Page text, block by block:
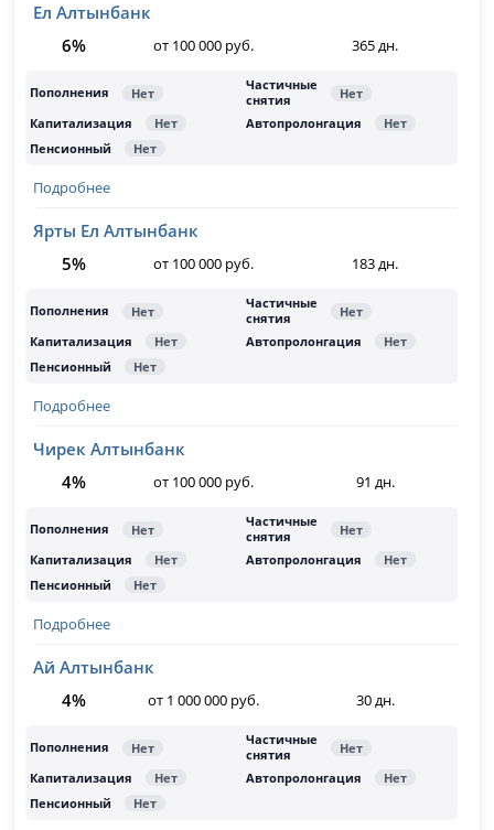
Ел Алтынбанк
6%
от 100 000 руб. 365 дн.
Подробнее
Ярты Ел Алтынбанк
5%
от 100 000 руб. 183 дн.
Подробнее
Чирек Алтынбанк
4%
от 100 000 руб. 91 дн.
Подробнее
Ай Алтынбанк
4%
от 1 000 000 руб. 30 дн.